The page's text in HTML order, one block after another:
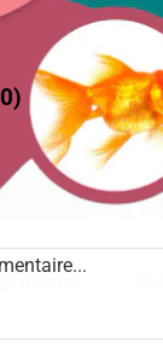
0)